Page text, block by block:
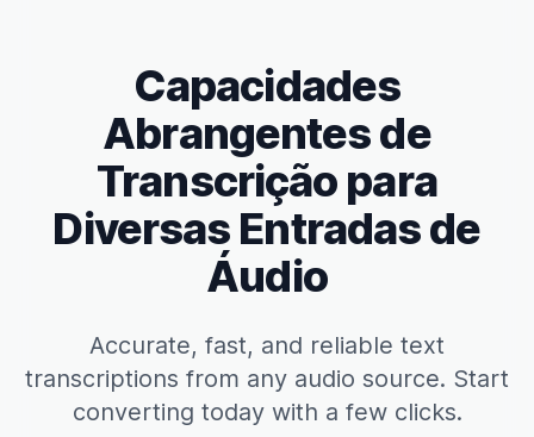
Capacidades
Abrangentes de
Transcrição para
Diversas Entradas de
Áudio
Accurate, fast, and reliable text
transcriptions from any audio source. Start
converting today with a few clicks.